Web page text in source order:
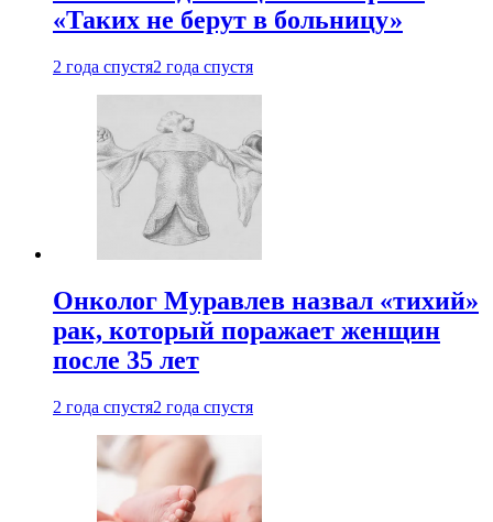
«Таких не берут в больницу»
2 года спустя2 года спустя
Онколог Муравлев назвал «тихий»
рак, который поражает женщин
после 35 лет
2 года спустя2 года спустя